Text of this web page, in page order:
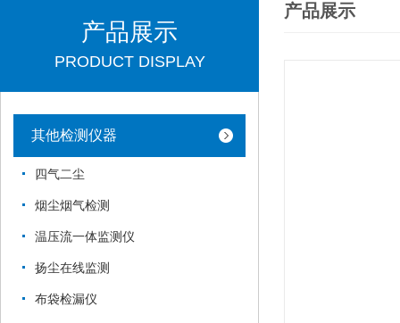
产品展示
PRODUCT DISPLAY
其他检测仪器
四气二尘
烟尘烟气检测
温压流一体监测仪
扬尘在线监测
布袋检漏仪
产品展示